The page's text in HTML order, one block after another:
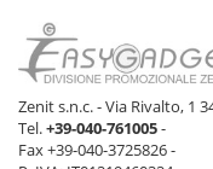
Zenit s.n.c. - Via Rivalto, 1
Tel.+39-040-761005-
Fax +39-040-3725826 -